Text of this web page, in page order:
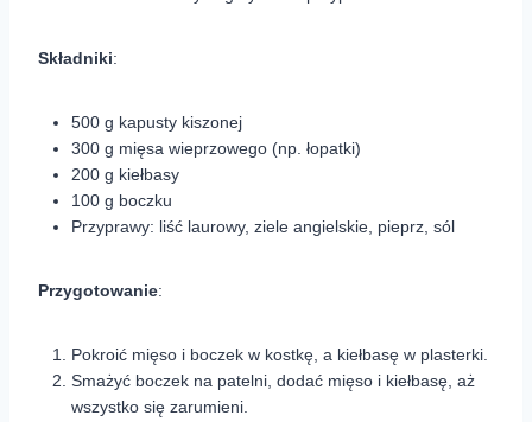
Składniki:
500 g kapusty kiszonej
300 g mięsa wieprzowego (np. łopatki)
200 g kiełbasy
100 g boczku
Przyprawy: liść laurowy, ziele angielskie, pieprz, sól
Przygotowanie:
Pokroić mięso i boczek w kostkę, a kiełbasę w plasterki.
Smażyć boczek na patelni, dodać mięso i kiełbasę, aż
wszystko się zarumieni.